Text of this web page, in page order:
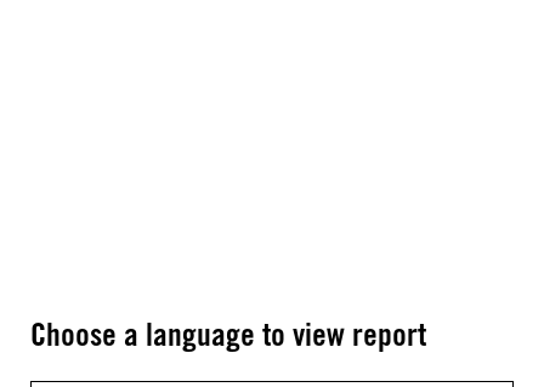
Choose a language to view report